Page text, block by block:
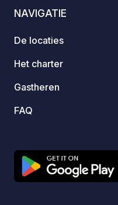
NAVIGATIE
De locaties
Het charter
Gastheren
FAQ